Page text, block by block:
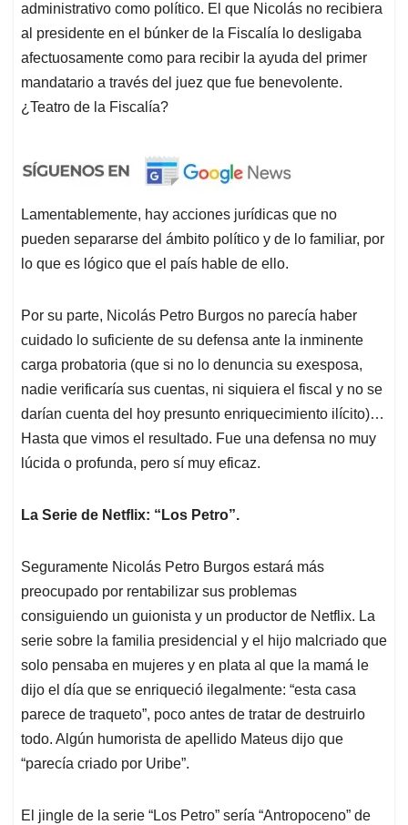
administrativo como político. El que Nicolás no recibiera
al presidente en el búnker de la Fiscalía lo desligaba
afectuosamente como para recibir la ayuda del primer
mandatario a través del juez que fue benevolente.
¿Teatro de la Fiscalía?
Lamentablemente, hay acciones jurídicas que no
pueden separarse del ámbito político y de lo familiar, por
lo que es lógico que el país hable de ello.
Por su parte, Nicolás Petro Burgos no parecía haber
cuidado lo suficiente de su defensa ante la inminente
carga probatoria (que si no lo denuncia su exesposa,
nadie verificaría sus cuentas, ni siquiera el fiscal y no se
darían cuenta del hoy presunto enriquecimiento ilícito)…
Hasta que vimos el resultado. Fue una defensa no muy
lúcida o profunda, pero sí muy eficaz.
La Serie de Netflix: “Los Petro”.
Seguramente Nicolás Petro Burgos estará más
preocupado por rentabilizar sus problemas
consiguiendo un guionista y un productor de Netflix. La
serie sobre la familia presidencial y el hijo malcriado que
solo pensaba en mujeres y en plata al que la mamá le
dijo el día que se enriqueció ilegalmente: “esta casa
parece de traqueto”, poco antes de tratar de destruirlo
todo. Algún humorista de apellido Mateus dijo que
“parecía criado por Uribe”.
El jingle de la serie “Los Petro” sería “Antropoceno” de